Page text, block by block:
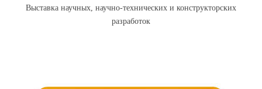
Выставка научных, научно-технических и конструкторских
разработок